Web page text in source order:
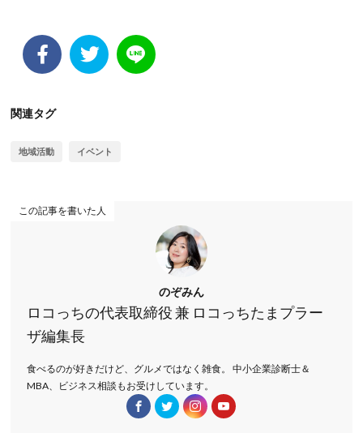
関連タグ
地域活動 イベント
この記事を書いた人
のぞみん
ロコっちの代表取締役 兼 ロコっちたまプラー
ザ編集長
食べるのが好きだけど、グルメではなく雑食。 中小企業診断士＆
MBA、ビジネス相談もお受けしています。